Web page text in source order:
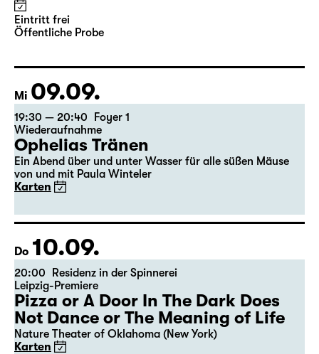
Eintritt frei
Öffentliche Probe
Mi 09.09.
19:30 — 20:40
Foyer 1
Wiederaufnahme
Ophelias Tränen
Ein Abend über und unter Wasser für alle süßen Mäuse
von und mit Paula Winteler
Karten
Do 10.09.
20:00
Residenz in der Spinnerei
Leipzig-Premiere
Pizza or A Door In The Dark Does
Not Dance or The Meaning of Life
Nature Theater of Oklahoma (New York)
Karten